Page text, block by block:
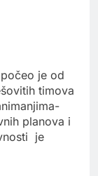
je od
timova
planova i
je